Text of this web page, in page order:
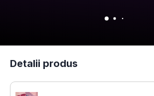
Detalii produs